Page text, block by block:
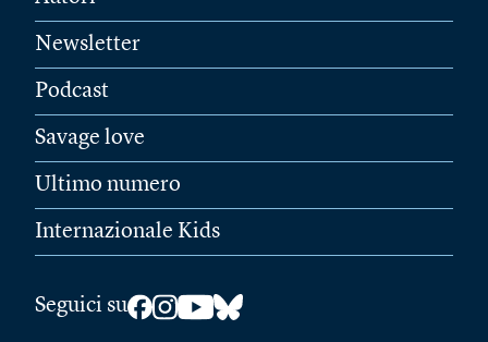
Newsletter
Podcast
Savage love
Ultimo numero
Internazionale Kids
Seguici su